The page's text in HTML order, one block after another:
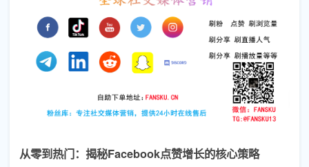
从零到热门：揭秘Facebook点赞增长的核心策略